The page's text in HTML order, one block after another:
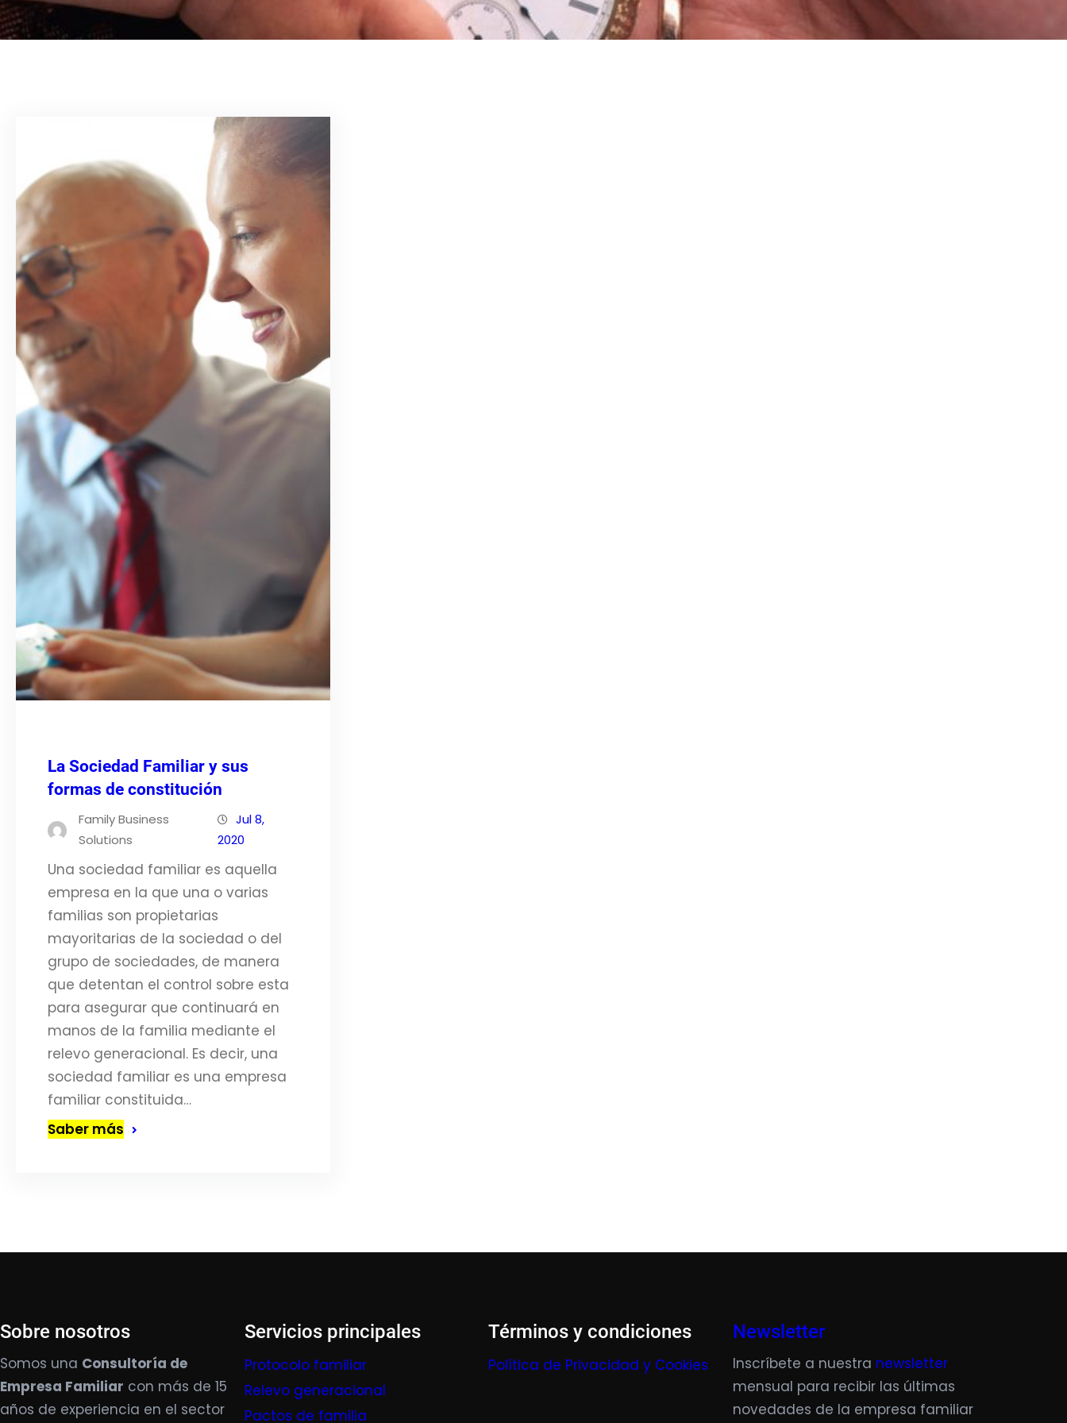
La Sociedad Familiar y sus
formas de constitución
Family Business
Solutions
Jul 8,
2020
Una sociedad familiar es aquella
empresa en la que una o varias
familias son propietarias
mayoritarias de la sociedad o del
grupo de sociedades, de manera
que detentan el control sobre esta
para asegurar que continuará en
manos de la familia mediante el
relevo generacional. Es decir, una
sociedad familiar es una empresa
familiar constituida…
Saber más
Sobre nosotros
Somos una Consultoría de
Empresa Familiar con más de 15
años de experiencia en el sector
Servicios principales
Protocolo familiar
Relevo generacional
Pactos de familia
Términos y condiciones
Política de Privacidad y Cookies
Newsletter
Inscríbete a nuestra newsletter
mensual para recibir las últimas
novedades de la empresa familiar